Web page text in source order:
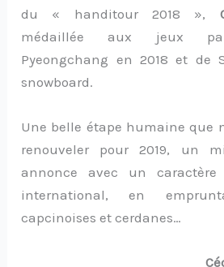
du « handitour 2018 »,
médaillée aux jeux
Pyeongchang en 2018 et de
snowboard.
Une belle étape humaine que
renouveler pour 2019, un
annonce avec un caractère
international, en
capcinoises et cerdanes…